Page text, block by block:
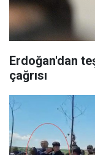
Erdoğan'dan
çağrısı